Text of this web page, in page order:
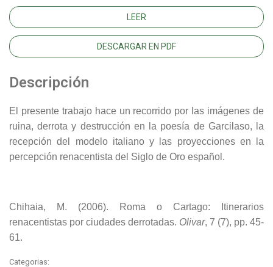
LEER
DESCARGAR EN PDF
Descripción
El presente trabajo hace un recorrido por las imágenes de
ruina, derrota y destrucción en la poesía de Garcilaso, la
recepción del modelo italiano y las proyecciones en la
percepción renacentista del Siglo de Oro español.
Chihaia, M. (2006). Roma o Cartago: Itinerarios
renacentistas por ciudades derrotadas. Olivar, 7 (7), pp. 45-
61.
Categorias: